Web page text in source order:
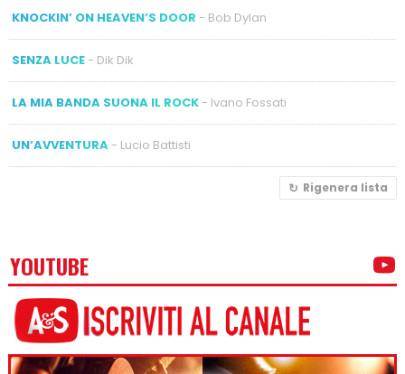
KNOCKIN’ ON HEAVEN’S DOOR - Bob Dylan
SENZA LUCE- Dik Dik
LA MIA BANDA SUONA IL ROCK- Ivano Fossati
UN’AVVENTURA- Lucio Battisti
Rigenera lista
YOUTUBE